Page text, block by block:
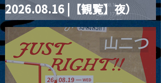
2026.08.16 |【観覧】夜）
four dots vol.2